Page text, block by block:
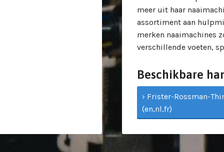
meer uit haar
assortiment aan
merken naaimachines
verschillende voeten,
Beschikbare
› Frister-Rossman-
(en,nl,fr)